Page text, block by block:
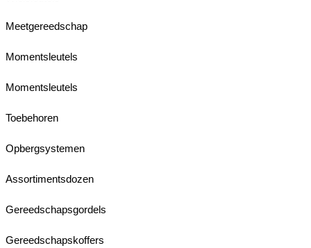
Meetgereedschap
Momentsleutels
Momentsleutels
Toebehoren
Opbergsystemen
Assortimentsdozen
Gereedschapsgordels
Gereedschapskoffers